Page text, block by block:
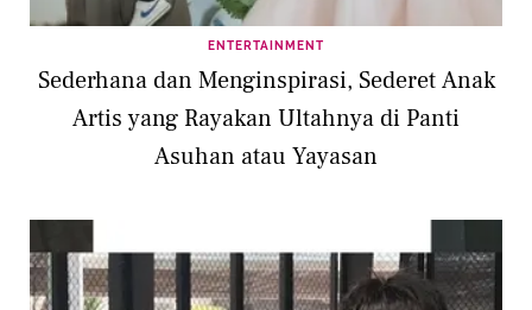
ENTERTAINMENT
Sederhana dan Menginspirasi, Sederet Anak
Artis yang Rayakan Ultahnya di Panti
Asuhan atau Yayasan